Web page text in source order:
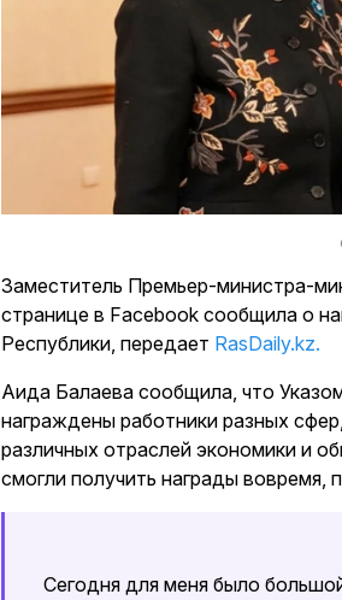
Заместитель Премьер-министра-
странице в Facebook сообщила о
Республики, передает RasDaily.kz.
Аида Балаева сообщила, что
награждены работники разных
различных отраслей экономики и
смогли получить награды вовремя,
Сегодня для меня было